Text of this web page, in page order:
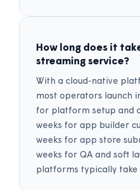
How long does it
streaming service?
With a cloud-native
most operators launch
for platform setup and
weeks for app builder
weeks for app store
weeks for QA and soft
platforms typically take